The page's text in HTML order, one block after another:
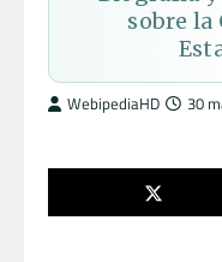
sobre la
WebipediaHD 30